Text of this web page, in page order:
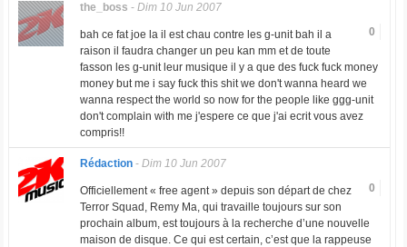
the_boss - Dim 10 Jun 2007
0
bah ce fat joe la il est chau contre les g-unit bah il a
raison il faudra changer un peu kan mm et de toute
fasson les g-unit leur musique il y a que des fuck fuck money
money but me i say fuck this shit we don't wanna heard we
wanna respect the world so now for the people like ggg-unit
don't complain with me j'espere ce que j'ai ecrit vous avez
compris!!
Rédaction- Dim 10 Jun 2007
0
Officiellement « free agent » depuis son départ de chez
Terror Squad, Remy Ma, qui travaille toujours sur son
prochain album, est toujours à la recherche d’une nouvelle
maison de disque. Ce qui est certain, c’est que la rappeuse